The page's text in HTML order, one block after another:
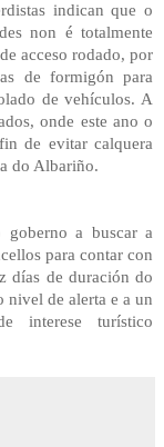
indican que o
non é totalmente
acceso rodado, por
de formigón para
de vehículos. A
onde este ano o
de evitar calquera
do Albariño.
goberno a buscar a
para contar con
días de duración do
nivel de alerta e a un
interese turístico